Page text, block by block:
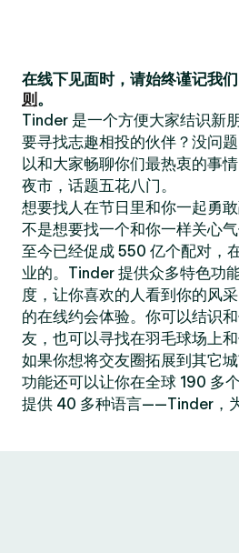
在线下见面时，请始终谨记我
则 。
Tinder 是一个方便大家结识新
要寻找志趣相投的伙伴？没问
以和大家畅聊你们最热衷的事
夜市，话题五花八门。
想要找人在节日里和你一起勇
不是想要找一个和你一样关心
至今已经促成 550 亿个配对，
业的。Tinder 提供众多特色功
度，让你喜欢的人看到你的风
的在线约会体验。你可以结识
友，也可以寻找在羽毛球场上和
如果你想将交友圈拓展到其它
功能还可以让你在全球 190 多
提供 40 多种语言——Tinder，